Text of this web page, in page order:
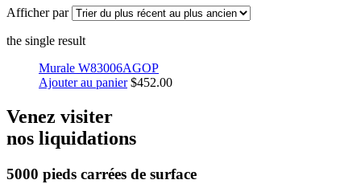
Afficher par
the single result
Murale W83006AGOP
Ajouter au panier $452.00
Venez visiter
nos liquidations
5000 pieds carrées de surface